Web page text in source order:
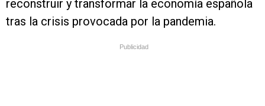
reconstruir y transformar la economía española
tras la crisis provocada por la pandemia.
Publicidad